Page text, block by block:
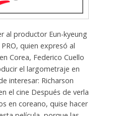
al productor Eun-kyeung
quien expresó al
Corea, Federico Cuello
el largometraje en
interesar: Richarson
el cine Después de verla
en coreano, quise hacer